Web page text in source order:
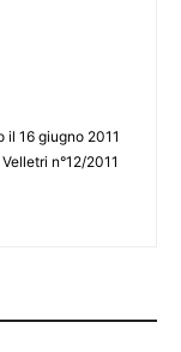
16 giugno 2011
n°12/2011